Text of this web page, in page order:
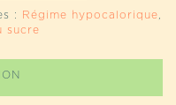
: Régime hypocalorique
sucre